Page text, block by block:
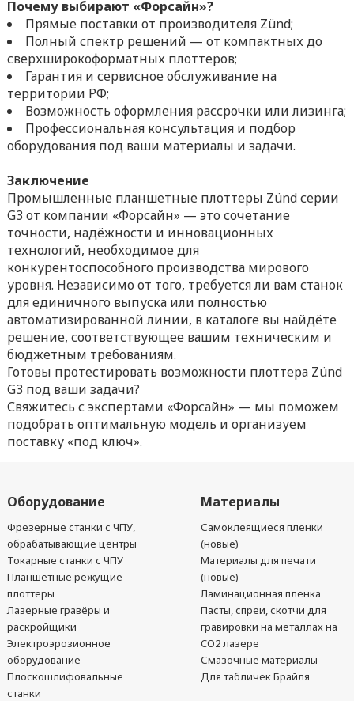
Почему выбирают «Форсайн»?
Прямые поставки от производителя Zünd;
Полный спектр решений — от компактных до
сверхширокоформатных плоттеров;
Гарантия и сервисное обслуживание на
территории РФ;
Возможность оформления рассрочки или лизинга;
Профессиональная консультация и подбор
оборудования под ваши материалы и задачи.
Заключение
Промышленные планшетные плоттеры Zünd серии
G3 от компании «Форсайн» — это сочетание
точности, надёжности и инновационных
технологий, необходимое для
конкурентоспособного производства мирового
уровня. Независимо от того, требуется ли вам станок
для единичного выпуска или полностью
автоматизированной линии, в каталоге вы найдёте
решение, соответствующее вашим техническим и
бюджетным требованиям.
Готовы протестировать возможности плоттера Zünd
G3 под ваши задачи?
Свяжитесь с экспертами «Форсайн» — мы поможем
подобрать оптимальную модель и организуем
поставку «под ключ».
Оборудование
Фрезерные станки с ЧПУ,
обрабатывающие центры
Токарные станки с ЧПУ
Планшетные режущие
плоттеры
Лазерные гравёры и
раскройщики
Электроэрозионное
оборудование
Плоскошлифовальные
станки
Материалы
Самоклеящиеся пленки
(новые)
Материалы для печати
(новые)
Ламинационная пленка
Пасты, спреи, скотчи для
гравировки на металлах на
CO2 лазере
Смазочные материалы
Для табличек Брайля